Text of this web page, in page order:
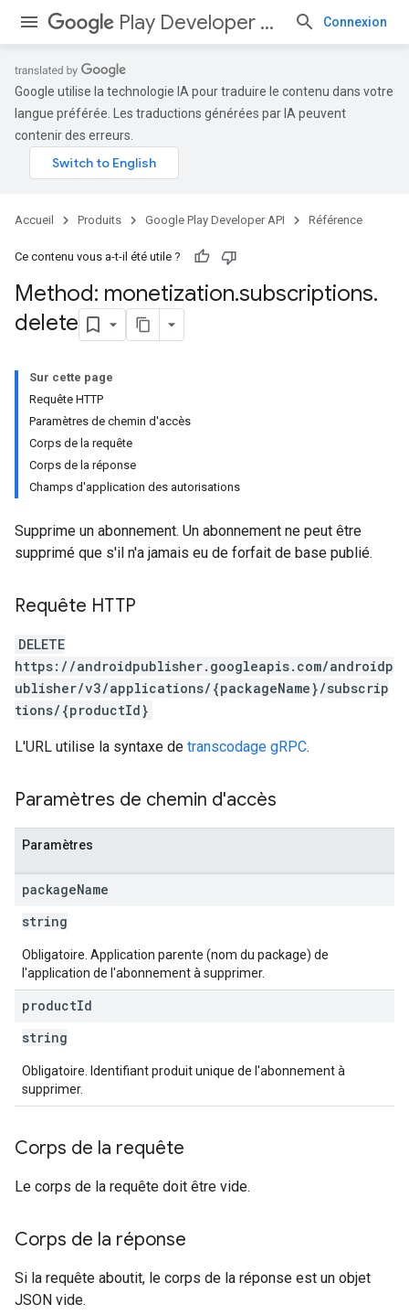
Play Developer API Connexion
Google utilise la technologie IA pour traduire le contenu dans votre
langue préférée. Les traductions générées par IA peuvent
contenir des erreurs.
Accueil Produits Google Play Developer API Référence
Ce contenu vous a-t-il été utile ?
Method: monetization.subscriptions.
delete
Sur cette page
Requête HTTP
Paramètres de chemin d'accès
Corps de la requête
Corps de la réponse
Champs d'application des autorisations
Supprime un abonnement. Un abonnement ne peut être
supprimé que s'il n'a jamais eu de forfait de base publié.
Requête HTTP
DELETE
https://androidpublisher.googleapis.com/androidp
ublisher/v3/applications/{packageName}/subscrip
tions/{productId}
L'URL utilise la syntaxe de transcodage gRPC.
Paramètres de chemin d'accès
Paramètres
packageName
string
Obligatoire. Application parente (nom du package) de
l'application de l'abonnement à supprimer.
productId
string
Obligatoire. Identifiant produit unique de l'abonnement à
supprimer.
Corps de la requête
Le corps de la requête doit être vide.
Corps de la réponse
Si la requête aboutit, le corps de la réponse est un objet
JSON vide.